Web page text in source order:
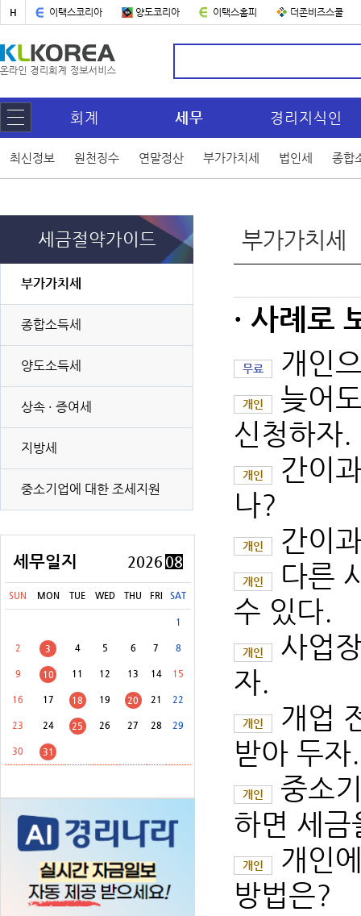
H 이택스코리아 양도코리아 이택스홈피 더존비즈스쿨
회계 세무 경리지식인
최신정보 원천징수 연말정산 부가가치세 법인세 종합
세금절약가이드
부가가치세
종합소득세
양도소득세
상속 · 증여세
지방세
중소기업에 대한 조세지원
세무일지 2026 08
SUN MON TUE WED THU FRI SAT
1
2 3 4 5 6 7 8
9 10 11 12 13 14 15
16 17 18 19 20 21 22
23 24 25 26 27 28 29
30 31
[8월 31일(월)] 교통·에너지·환경세(교육세 포함) 신고납부
[8월 31일(월)] 교육세(금융·보험업자) 중간예납
부가가치세
· 사례로
무료 개인
개인
늦어
신청하자.
개인
간이
나?
개인 간이
개인
다른
수 있다.
개인
사업
자.
개인
개업
받아 두자.
개인
중소
하면 세
개인
개인
방법은?